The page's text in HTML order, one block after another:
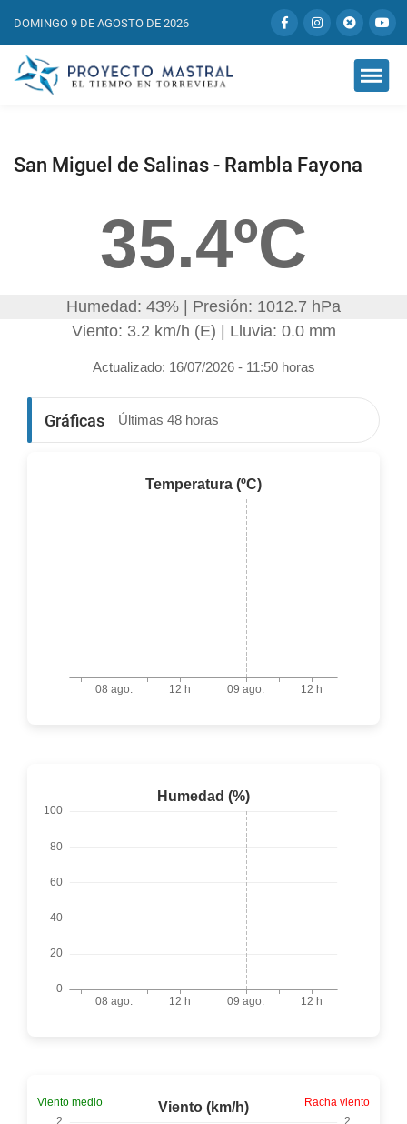
DOMINGO 9 DE AGOSTO DE 2026
San Miguel de Salinas - Rambla Fayona
35.4ºC
Humedad: 43% | Presión: 1012.7 hPa
Viento: 3.2 km/h (E) | Lluvia: 0.0 mm
Actualizado: 16/07/2026 - 11:50 horas
Gráficas Últimas 48 horas